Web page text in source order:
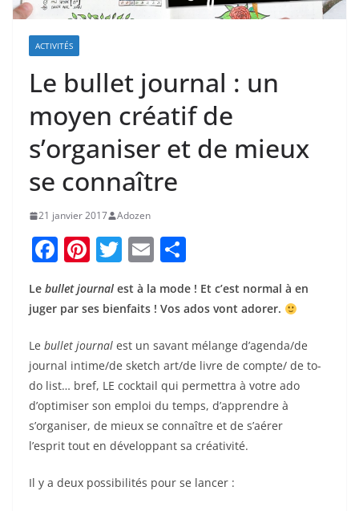
ACTIVITÉS
Le bullet journal : un
moyen créatif de
s’organiser et de mieux
se connaître
21 janvier 2017 Adozen
F
a
c
e
b
o
o
k
Pi
nt
er
st
T
w
itt
E
ai ta
er
Le bullet journal est à la mode ! Et c’est normal à en
juger par ses bienfaits ! Vos ados vont adorer.
Le bullet journal est un savant mélange d’agenda/de
journal intime/de sketch art/de livre de compte/ de to-
do list… bref, LE cocktail qui permettra à votre ado
d’optimiser son emploi du temps, d’apprendre à
s’organiser, de mieux se connaître et de s’aérer
l’esprit tout en développant sa créativité.
Il y a deux possibilités pour se lancer :